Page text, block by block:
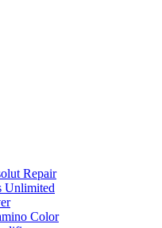
Repair
Unlimited
Color